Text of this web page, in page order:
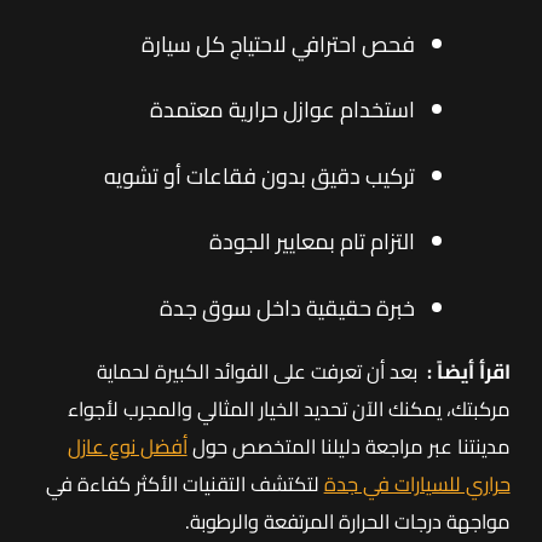
فحص احترافي لاحتياج كل سيارة
استخدام عوازل حرارية معتمدة
تركيب دقيق بدون فقاعات أو تشويه
التزام تام بمعايير الجودة
خبرة حقيقية داخل سوق جدة
اقرأ أيضاً : بعد أن تعرفت على الفوائد الكبيرة لحماية
مركبتك، يمكنك الآن تحديد الخيار المثالي والمجرب لأجواء
مدينتنا عبر مراجعة دليلنا المتخصص حولأفضل نوع عازل
حراري للسيارات في جدةلتكتشف التقنيات الأكثر كفاءة في
مواجهة درجات الحرارة المرتفعة والرطوبة.